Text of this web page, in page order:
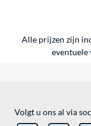
Alle prijzen zijn
eventuele
Volgt u ons al via